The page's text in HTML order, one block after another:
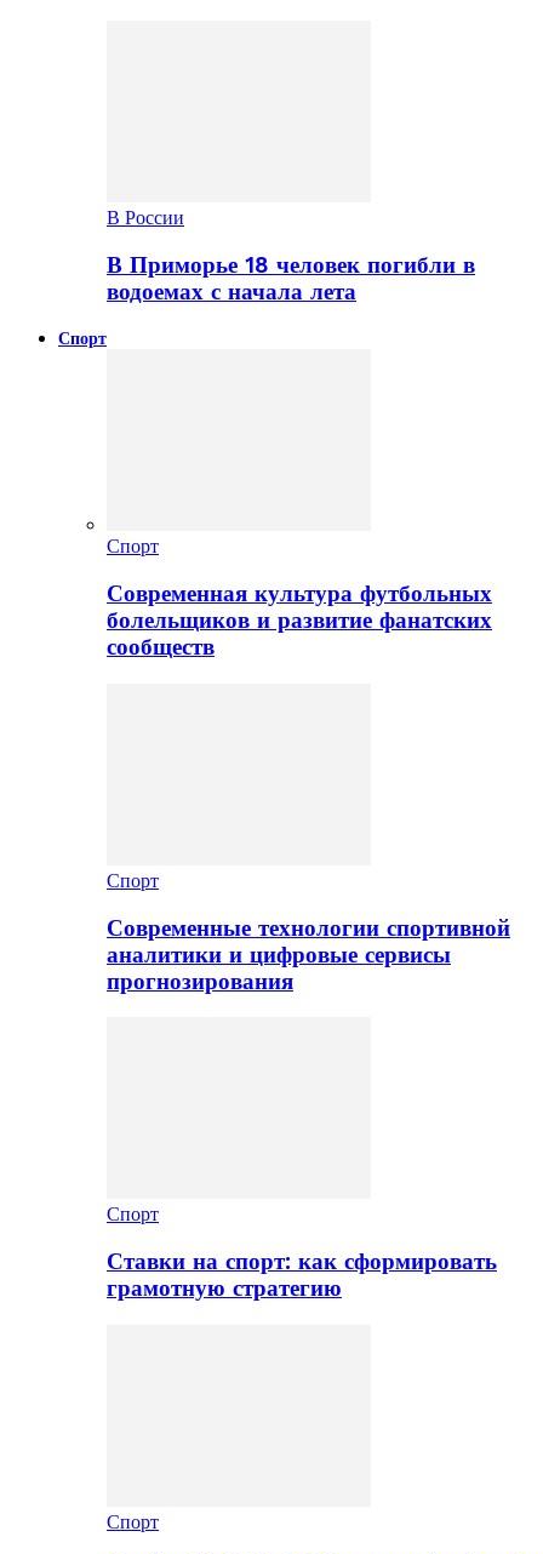
В России
В Приморье 18 человек погибли в
водоемах с начала лета
Спорт
Спорт
Современная культура футбольных
болельщиков и развитие фанатских
сообществ
Спорт
Современные технологии спортивной
аналитики и цифровые сервисы
прогнозирования
Спорт
Ставки на спорт: как сформировать
грамотную стратегию
Спорт